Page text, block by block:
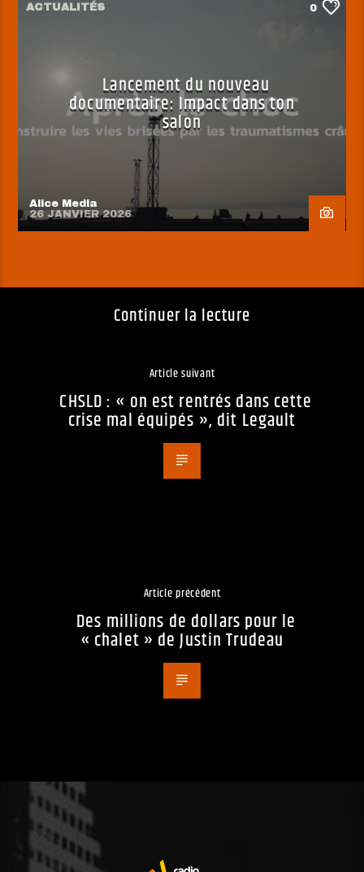
ACTUALITÉS 0
Lancement du nouveau
documentaire: Impact dans ton
salon
Alice Media
26 JANVIER 2026
Continuer la lecture
Article suivant
CHSLD : « on est rentrés dans cette
crise mal équipés », dit Legault
Article précédent
Des millions de dollars pour le
« chalet » de Justin Trudeau